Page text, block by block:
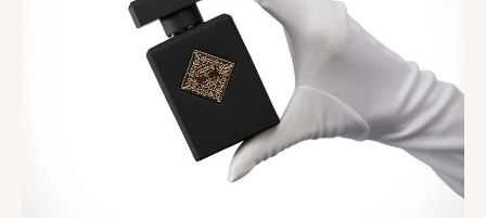
VILHELM
PARFUMERIE
Vince
Camuto